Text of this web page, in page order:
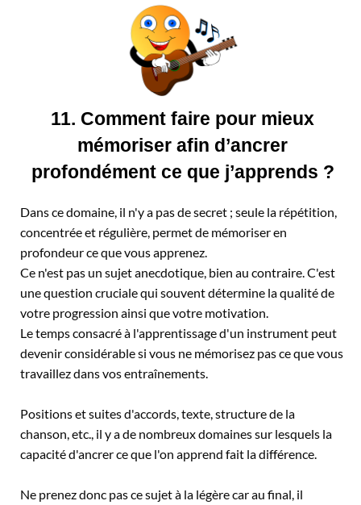
11. Comment faire pour mieux
mémoriser afin d’ancrer
profondément ce que j’apprends ?
Dans ce domaine, il n'y a pas de secret ; seule la répétition,
concentrée et régulière, permet de mémoriser en
profondeur ce que vous apprenez.
Ce n'est pas un sujet anecdotique, bien au contraire. C'est
une question cruciale qui souvent détermine la qualité de
votre progression ainsi que votre motivation.
Le temps consacré à l'apprentissage d'un instrument peut
devenir considérable si vous ne mémorisez pas ce que vous
travaillez dans vos entraînements.
Positions et suites d'accords, texte, structure de la
chanson, etc., il y a de nombreux domaines sur lesquels la
capacité d'ancrer ce que l'on apprend fait la différence.
Ne prenez donc pas ce sujet à la légère car au final, il